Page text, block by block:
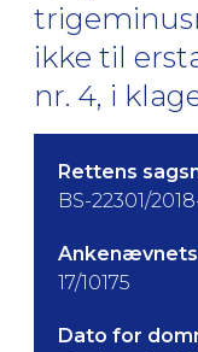
ikke til
nr. 4, i
Rettens
BS-22301/
17/10175
Dato for